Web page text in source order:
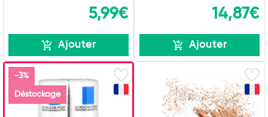
5,99€
Ajouter
14,87€
Ajouter
-3%
Déstockage